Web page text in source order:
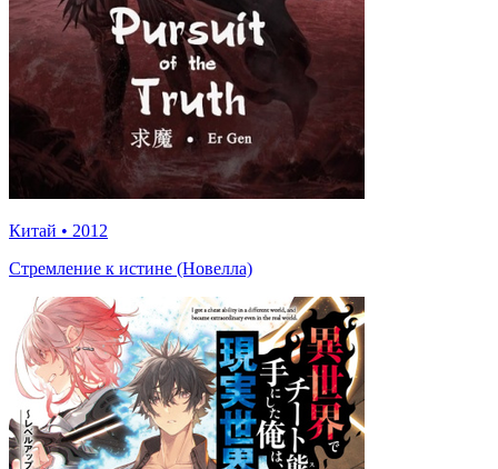
Китай • 2012
Стремление к истине (Новелла)